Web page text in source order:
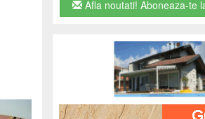
Afla noutati! Aboneaza-te